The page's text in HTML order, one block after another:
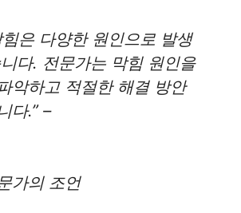
은 다양한 원인으로 발생
다. 전문가는 막힘 원인을
악하고 적절한 해결 방안
다.” –
가의 조언